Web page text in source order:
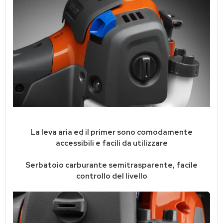
La leva aria ed il primer sono comodamente
accessibili e facili da utilizzare
Serbatoio carburante semitrasparente, facile
controllo del livello